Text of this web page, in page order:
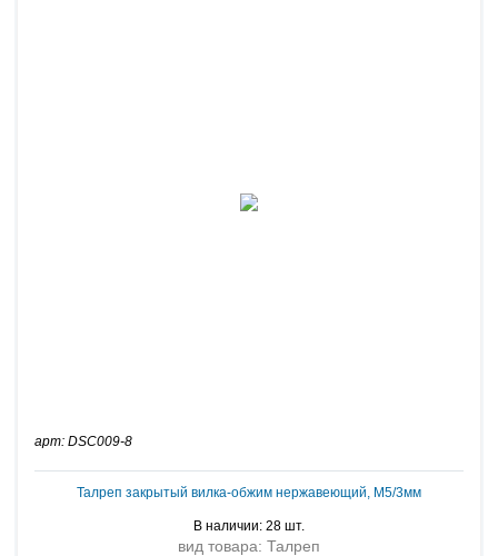
арт: DSC009-8
Талреп закрытый вилка-обжим нержавеющий, M5/3мм
В наличии: 28 шт.
вид товара: Талреп